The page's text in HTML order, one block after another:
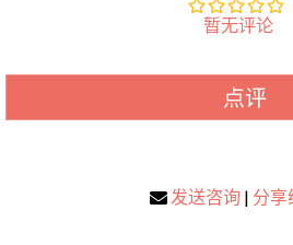
暂无评论
点评
发送咨询 | 分享